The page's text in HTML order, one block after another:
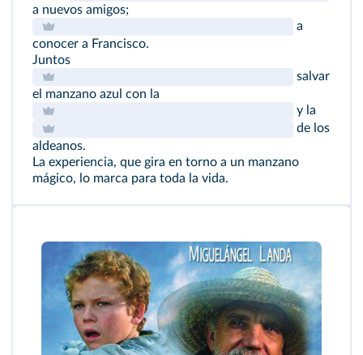
a nuevos amigos;
a
conocer a Francisco.
Juntos
salvar
el manzano azul con la
y la
de los
aldeanos.
La experiencia, que gira en torno a un manzano
mágico, lo marca para toda la vida.